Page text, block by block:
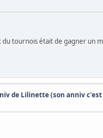
du tournois était de gagner un
de Lilinette (son anniv c'est